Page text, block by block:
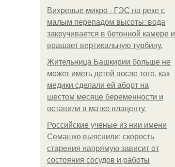
Вихревые микро - ГЭС на реке с
малым перепадом высоты: вода
закручивается в бетонной камере и
вращает вертикальную турбину.
Жительница Башкирии больше не
может иметь детей после того, как
медики сделали ей аборт на
шестом месяце беременности и
оставили в матке плаценту.
Российские ученые из нии имени
Семашко выяснили: скорость
старения напрямую зависит от
состояния сосудов и работы